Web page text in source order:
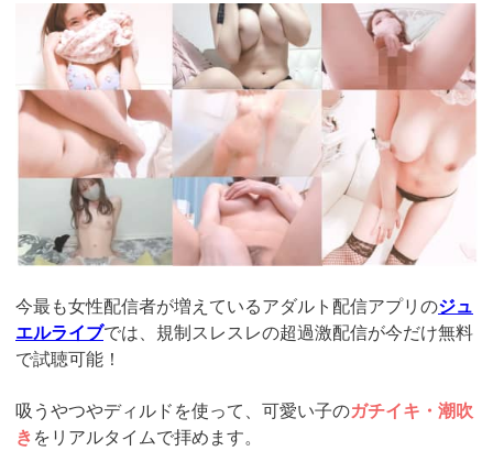
https://www.j-
live.tv/LiveChat/acs.php?
si=jwchatt&pid=MLA5661_0004&pa=lp40.php
今最も女性配信者が増えているアダルト配信アプリのジュ
エルライブでは、規制スレスレの超過激配信が今だけ無料
で試聴可能！
吸うやつやディルドを使って、可愛い子のガチイキ・潮吹
きをリアルタイムで拝めます。